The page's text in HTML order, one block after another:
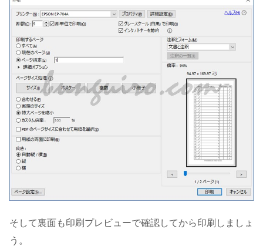
そして裏面も印刷プレビューで確認してから印刷しましょ
う。